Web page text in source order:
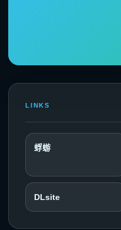
LINKS
蜉蝣
DLsite